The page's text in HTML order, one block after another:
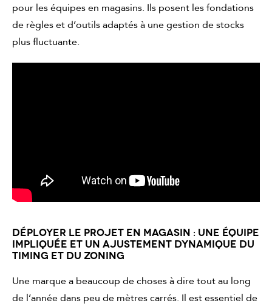
pour les équipes en magasins. Ils posent les fondations
de règles et d’outils adaptés à une gestion de stocks
plus fluctuante.
DÉPLOYER LE PROJET EN MAGASIN : UNE ÉQUIPE
IMPLIQUÉE ET UN AJUSTEMENT DYNAMIQUE DU
TIMING ET DU ZONING
Une marque a beaucoup de choses à dire tout au long
de l’année dans peu de mètres carrés. Il est essentiel de